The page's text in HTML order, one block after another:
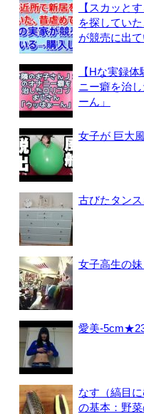
【スカッと
を探してい
が競売に出
【Hな実録
ニー癖を治
ーん」
女子が 巨大
古びたタン
女子高生の
愛美-
なす（縞目
の基本：野菜